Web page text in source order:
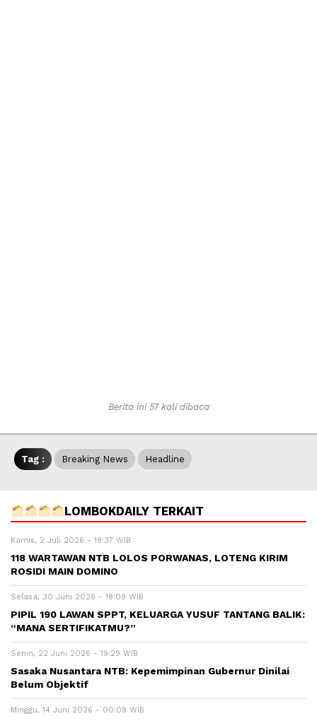
Berita ini 57 kali dibaca
Tag : Breaking News Headline
LOMBOKDAILY TERKAIT
Kamis, 2 Juli 2026 - 18:37 WIB
118 WARTAWAN NTB LOLOS PORWANAS, LOTENG KIRIM
ROSIDI MAIN DOMINO
Selasa, 30 Juni 2026 - 18:09 WIB
PIPIL 190 LAWAN SPPT, KELUARGA YUSUF TANTANG BALIK:
“MANA SERTIFIKATMU?”
Senin, 22 Juni 2026 - 19:29 WIB
Sasaka Nusantara NTB: Kepemimpinan Gubernur Dinilai
Belum Objektif
Minggu, 14 Juni 2026 - 00:09 WIB